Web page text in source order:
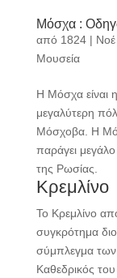
Μόσχα :
από 1824|
Μουσεία
Η Μόσχα είναι
μεγαλύτερη
Μόσχοβα. Η
παράγει
της Ρωσίας.
Κρεμλίνο
To Κρεμλίνο
συγκρότημα
σύμπλεγμα
Καθεδρικός